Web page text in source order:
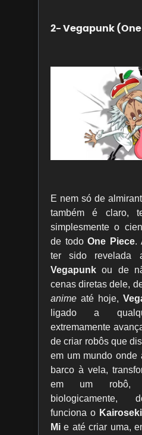
2- Vegapunk
E nem só de
também é claro,
simplesmente o
de todoOne Piece.
ter sido revelada
Vegapunk ou de
cenas diretas dele,
anime até hoje,
ligado a
extremamente
de criar robôs que
em um mundo onde
barco à vela,
em um robô,
biologicamente,
funciona o Kairoseki
Mi e até criar uma,